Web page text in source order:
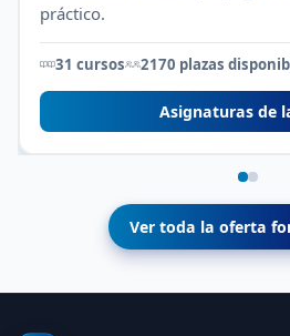
práctico.
31 cursos 2170 plazas
Asignaturas de
Ver toda la oferta